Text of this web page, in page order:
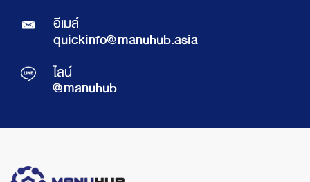
อีเมล์
quickinfo@manuhub.asia
ไลน์
@manuhub